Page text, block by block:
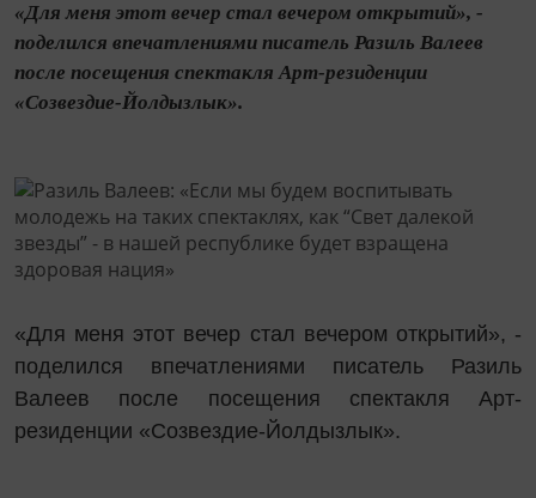
«Для меня этот вечер стал вечером открытий», -
поделился впечатлениями писатель Разиль Валеев
после посещения спектакля Арт-резиденции
«Созвездие-Йолдызлык».
«Для меня этот вечер стал вечером открытий», -
поделился впечатлениями писатель Разиль
Валеев после посещения спектакля Арт-
резиденции «Созвездие-Йолдызлык».